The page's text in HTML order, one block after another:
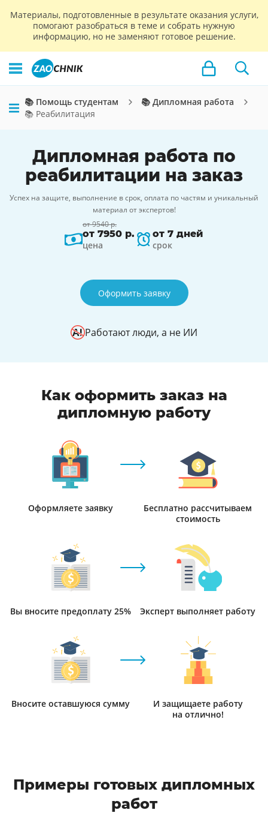
Материалы, подготовленные в результате оказания услуги,
помогают разобраться в теме и собрать нужную
информацию, но не заменяют готовое решение.
📚 Помощь студентам
📚 Дипломная работа
📚 Реабилитация
Дипломная работа по
реабилитации на заказ
Успех на защите, выполнение в срок, оплата по частям и уникальный
материал от экспертов!
от 9540 р.
от 7950 р.
цена
от 7 дней
срок
Оформить заявку
Работают люди, а не ИИ
Как оформить заказ на
дипломную работу
Оформляете заявку
Бесплатно рассчитываем
стоимость
Вы вносите предоплату 25% Эксперт выполняет работу
Вносите оставшуюся сумму
И защищаете работу
на отлично!
Примеры готовых дипломных
работ